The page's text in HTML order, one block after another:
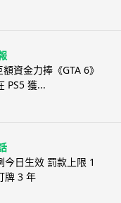
資金力捧《GTA 6》
PS5 獲...
今日生效 罰款上限 1
牌 3 年